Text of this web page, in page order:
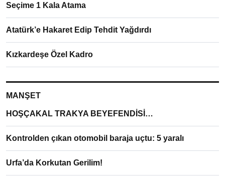
Seçime 1 Kala Atama
Atatürk’e Hakaret Edip Tehdit Yağdırdı
Kızkardeşe Özel Kadro
MANŞET
HOŞÇAKAL TRAKYA BEYEFENDİSİ…
Kontrolden çıkan otomobil baraja uçtu: 5 yaralı
Urfa’da Korkutan Gerilim!